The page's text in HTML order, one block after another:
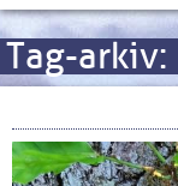
Tag-arkiv: